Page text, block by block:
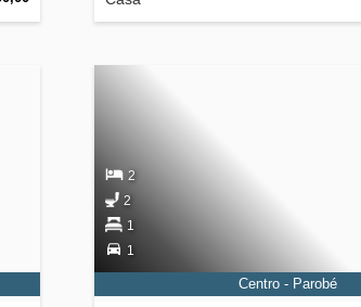
2
2
1
1
Centro - Parobé